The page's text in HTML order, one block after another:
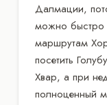
Далмации,
можно быстро
маршрутам
посетить
Хвар, а при
полноценный